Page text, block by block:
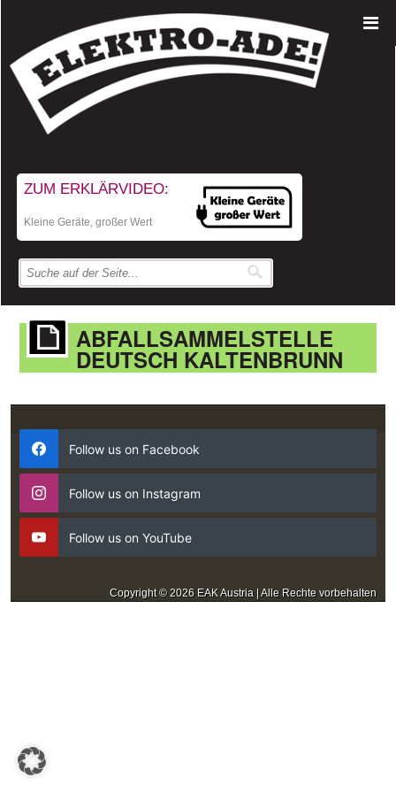
ZUM ERKLÄRVIDEO:
Kleine Geräte, großer Wert
ABFALLSAMMELSTELLE
DEUTSCH KALTENBRUNN
Follow us on Facebook
Follow us on Instagram
Follow us on YouTube
Copyright © 2026 EAK Austria | Alle Rechte vorbehalten